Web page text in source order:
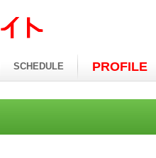
SCHEDULE PROFILE